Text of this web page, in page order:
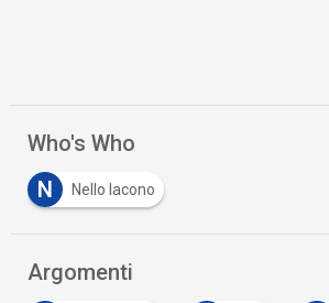
Who's Who
N
Nello Iacono
Argomenti